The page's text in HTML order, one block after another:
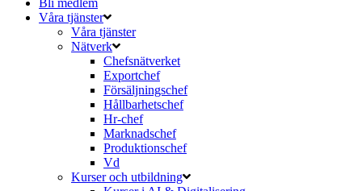
Bli medlem
Våra tjänster
Våra tjänster
Nätverk
Chefsnätverket
Exportchef
Försäljningschef
Hållbarhetschef
Hr-chef
Marknadschef
Produktionschef
Vd
Kurser och utbildning